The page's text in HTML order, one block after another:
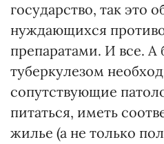
государство, так это
нуждающихся
препаратами. И все. А
туберкулезом
сопутствующие
питаться, иметь
жилье (а не только